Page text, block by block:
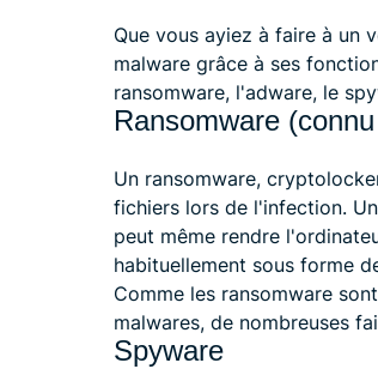
Que vous ayiez à faire à un
malware grâce à ses
ransomware, l'adware, le
Ransomware
Un ransomware,
fichiers lors de l'infection.
peut même rendre
habituellement sous forme
Comme les ransomware
malwares, de nombreuses
Spyware